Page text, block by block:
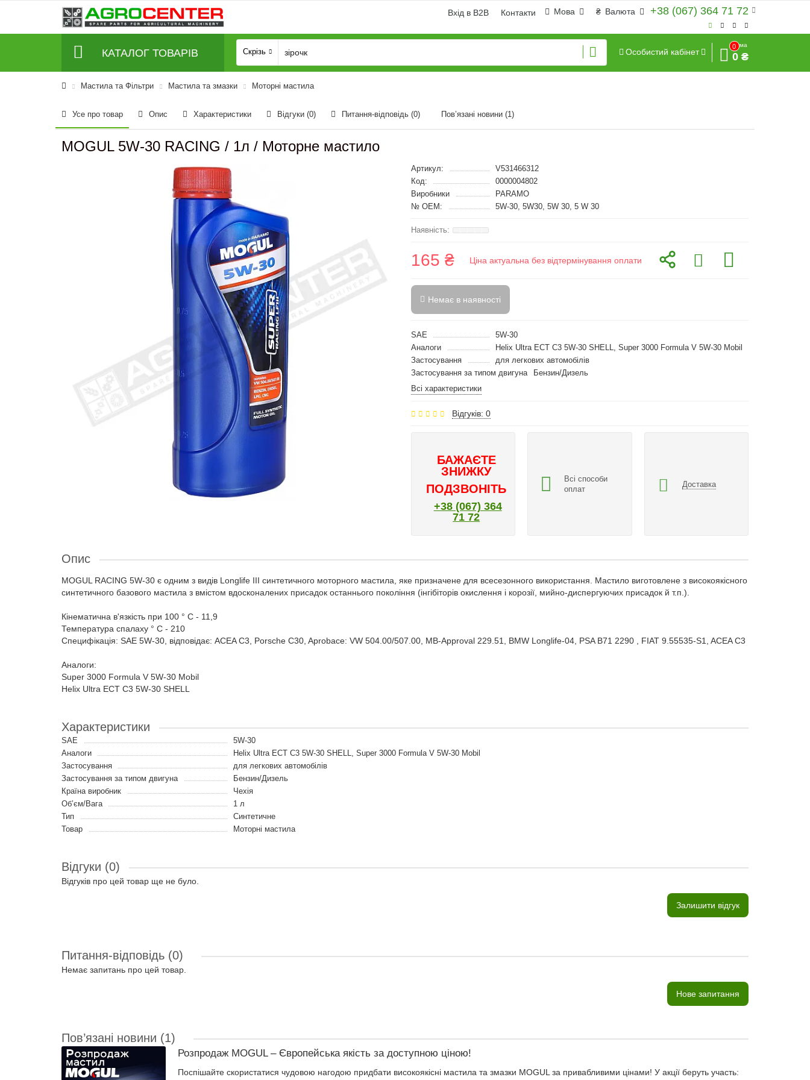
+38 (067) 364 71 72
₴ Валюта
Мова
Вхід в B2B Контакти
КАТАЛОГ ТОВАРІВ Скрізь Особистий кабінет
0
Сума
0 ₴
Мастила та Фільтри Мастила та змазки Моторні мастила
Усе про товар Опис Характеристики Відгуки (0) Питання-відповідь (0) Пов’язані новини (1)
MOGUL 5W-30 RACING / 1л / Моторне мастило
Артикул:
V531466312
Код:
0000004802
Виробники
PARAMO
№ OEM:
5W-30, 5W30, 5W 30, 5 W 30
165 ₴ Ціна актуальна без відтермінування оплати
Немає в наявності
SAE
5W-30
Аналоги
Helix Ultra ECT C3 5W-30 SHELL, Super 3000 Formula V 5W-30 Mobil
Застосування
для легкових автомобілів
Застосування за типом двигуна
Бензин/Дизель
Всі характеристики
Відгуків: 0
БАЖАЄТЕ
ЗНИЖКУ
ПОДЗВОНІТЬ
+38 (067) 364
71 72
Всі способи
оплат
Доставка
Опис
MOGUL RACING 5W-30 є одним з видів Longlife III синтетичного моторного мастила, яке призначене для всесезонного використання. Мастило виготовлене з високоякісного
синтетичного базового мастила з вмістом вдосконалених присадок останнього покоління (інгібіторів окислення і корозії, мийно-диспергуючих присадок й т.п.).
Кінематична в'язкість при 100 ° С - 11,9
Температура спалаху ° C - 210
Специфікація: SAE 5W-30, відповідає: ACEA C3, Porsche C30, Aprobace: VW 504.00/507.00, MB-Approval 229.51, BMW Longlife-04, PSA B71 2290 , FIAT 9.55535-S1, ACEA C3
Аналоги:
Super 3000 Formula V 5W-30 Mobil
Helix Ultra ECT C3 5W-30 SHELL
Характеристики
SAE
5W-30
Аналоги
Helix Ultra ECT C3 5W-30 SHELL, Super 3000 Formula V 5W-30 Mobil
Застосування
для легкових автомобілів
Застосування за типом двигуна
Бензин/Дизель
Країна виробник
Чехія
Об’єм/Вага
1 л
Тип
Синтетичне
Товар
Моторні мастила
Відгуки (0)
Відгуків про цей товар ще не було.
Залишити відгук
Питання-відповідь (0)
Немає запитань про цей товар.
Нове запитання
Пов’язані новини (1)
Розпродаж MOGUL – Європейська якість за доступною ціною!
Поспішайте скористатися чудовою нагодою придбати високоякісні мастила та змазки MOGUL за привабливими цінами! У акції беруть участь: